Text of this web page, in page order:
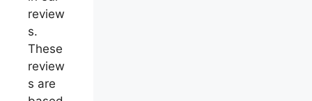
review
s.
These
review
s are